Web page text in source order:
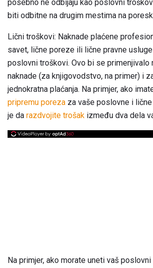
posebno ne odbijaju kao poslovni
biti odbitne na drugim mestima na
Lični troškovi: Naknade plaćene
savet, lične poreze ili lične pravne usluge
poslovni troškovi. Ovo bi se primenjivalo
naknade (za knjigovodstvo, na primer) i
jednokratna plaćanja. Na primjer, ako
pripremu poreza za vaše poslovne i
je da razdvojite trošak između dva dela
Na primjer, ako morate uneti vaš